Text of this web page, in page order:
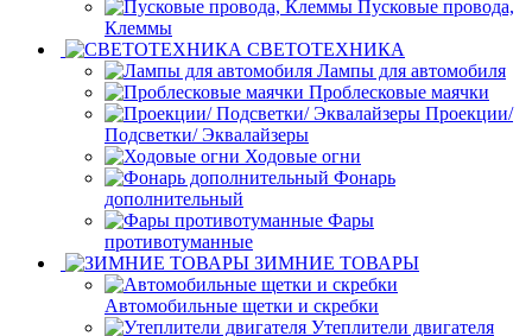
Пусковые провода,
Клеммы
СВЕТОТЕХНИКА
Лампы для автомобиля
Проблесковые маячки
Проекции/
Подсветки/ Эквалайзеры
Ходовые огни
Фонарь
дополнительный
Фары
противотуманные
ЗИМНИЕ ТОВАРЫ
Автомобильные щетки и скребки
Утеплители двигателя